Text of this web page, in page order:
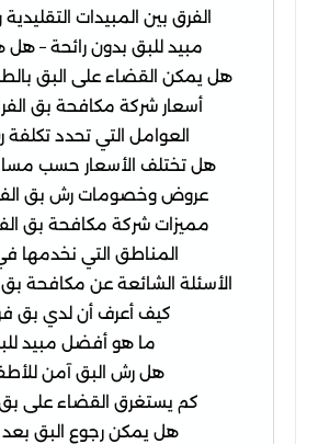
الفرق بين المبيدات التقليدية
مبيد للبق بدون رائحة –
هل يمكن القضاء على البق
أسعار شركة مكافحة بق
العوامل التي تحدد
هل تختلف الأسعار حسب
عروض وخصومات رش بق
مميزات شركة مكافحة بق
المناطق التي نخدمها
الأسئلة الشائعة عن مكافحة بق
كيف أعرف أن لدي بق
ما هو أفضل مبيد
هل رش البق آمن
كم يستغرق القضاء على
هل يمكن رجوع البق بعد